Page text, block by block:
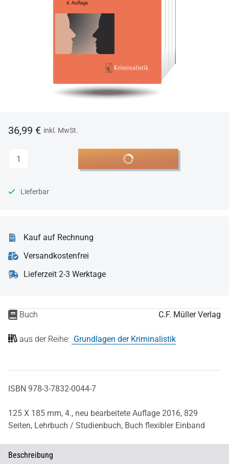
Buch C.F. Müller Verlag
aus der Reihe: Grundlagen der Kriminalistik
ISBN 978-3-7832-0044-7
125 X 185 mm, 4., neu bearbeitete Auflage 2016, 829
Seiten, Lehrbuch / Studienbuch, Buch flexibler Einband
36,99 € inkl. MwSt.
Anzahl In den Warenkorb
Lieferbar
Kauf auf Rechnung
Versandkostenfrei
Lieferzeit 2-3 Werktage
Beschreibung